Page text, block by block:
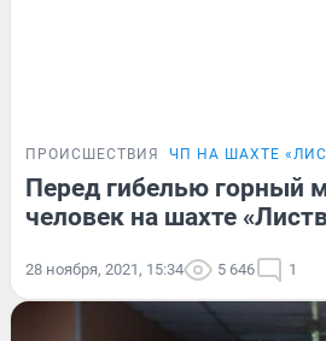
ПРОИСШЕСТВИЯ ЧП НА ШАХТЕ
Перед гибелью горный
человек на шахте
28 ноября, 2021, 15:34 5 646 1